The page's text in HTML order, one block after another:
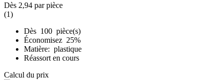
Dès 2,94 par pièce
(1)
Dès 100 pièce(s)
Économisez 25%
Matière: plastique
Réassort en cours
Calcul du prix